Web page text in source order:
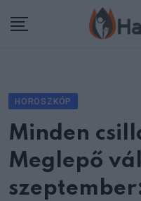
HOROSZKÓP
Minden
Meglepő